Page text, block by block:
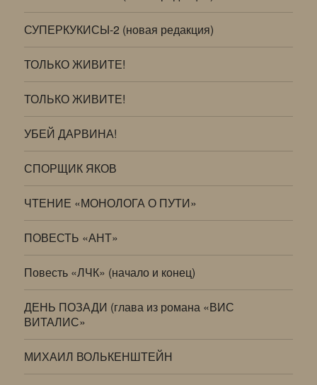
СУПЕРКУКИСЫ-2 (новая редакция)
ТОЛЬКО ЖИВИТЕ!
ТОЛЬКО ЖИВИТЕ!
УБЕЙ ДАРВИНА!
СПОРЩИК ЯКОВ
ЧТЕНИЕ «МОНОЛОГА О ПУТИ»
ПОВЕСТЬ «АНТ»
Повесть «ЛЧК» (начало и конец)
ДЕНЬ ПОЗАДИ (глава из романа «ВИС
ВИТАЛИС»
МИХАИЛ ВОЛЬКЕНШТЕЙН